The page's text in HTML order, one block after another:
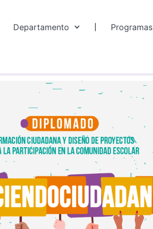
Departamento Programas